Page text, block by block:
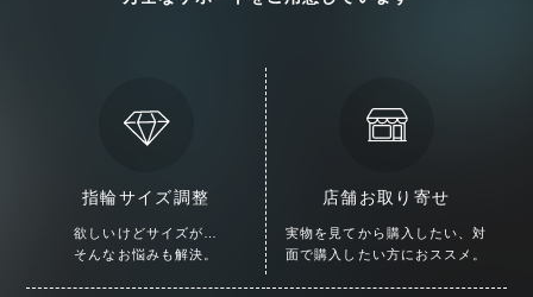
指輪サイズ調整
欲しいけどサイズが…
そんなお悩みも解決。
店舗お取り寄せ
実物を見てから購入したい、対
面で購入したい方におススメ。